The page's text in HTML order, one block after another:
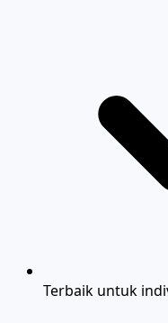
Terbaik untuk